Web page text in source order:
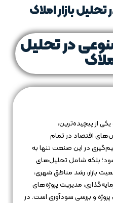
بازار املاک
در تحلیل
از پیچیده‌ترین،
اقتصاد در تمام
در این صنعت تنها به
بلکه شامل تحلیل‌های
بازار، رشد مناطق شهری،
مدیریت پروژه‌های
و بررسی سودآوری است. در